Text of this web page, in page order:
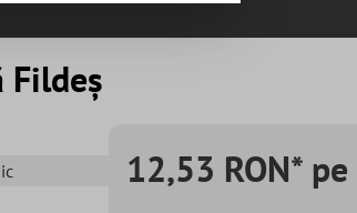
Fildeş
12,53 RON*